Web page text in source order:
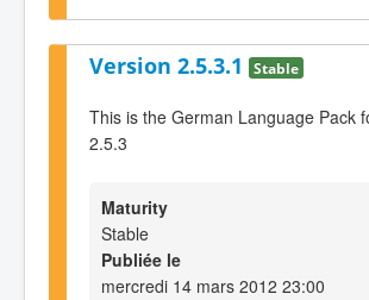
Version 2.5.3.1 Stable
This is the German Language Pack
2.5.3
Maturity
Stable
Publiée le
mercredi 14 mars 2012 23:00